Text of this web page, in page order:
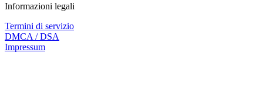
Informazioni legali
Termini di servizio
DMCA / DSA
Impressum